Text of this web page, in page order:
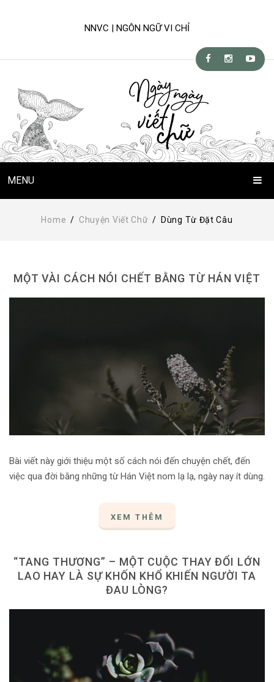
NNVC | NGÔN NGỮ VI CHỈ
MENU
Trang Chủ
Người Việt với tiếng Việt
Sự Kiện Chữ
Thư Viện Chữ
Sách Chữ viết
Home / Chuyện Viết Chữ / Dùng Từ Đặt Câu
MỘT VÀI CÁCH NÓI CHẾT BẰNG TỪ HÁN VIỆT
Bài viết này giới thiệu một số cách nói đến chuyện chết, đến
việc qua đời bằng những từ Hán Việt nom lạ lạ, ngày nay ít dùng.
XEM THÊM
“TANG THƯƠNG” – MỘT CUỘC THAY ĐỔI LỚN
LAO HAY LÀ SỰ KHỐN KHỔ KHIẾN NGƯỜI TA
ĐAU LÒNG?